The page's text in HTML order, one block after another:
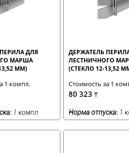
ДЛЯ
МАРША
ММ)
1 компл.
1 компл
ДЕРЖАТЕЛЬ
ЛЕСТНИЧНОГО
(СТЕКЛО 12-13,52
Стоимость за 1
80 323 ₸
Норма отпуска:1